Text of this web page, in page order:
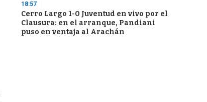
18:57
Cerro Largo 1-0 Juventud en vivo por el
Clausura: en el arranque, Pandiani
puso en ventaja al Arachán